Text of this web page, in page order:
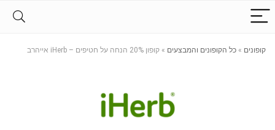
קופונים » כל הקופונים והמבצעים » קופון 20% הנחה על חטיפים – iHerb אייהרב